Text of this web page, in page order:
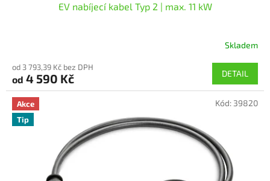
EV nabíjecí kabel Typ 2 | max. 11 kW
produktu
je
5,0
5
hvězdiček.
Skladem
od 3 793,39 Kč bez DPH
od 4 590 Kč DETAIL
Akce
Tip
Kód:39820